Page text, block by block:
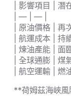
| 影響項目 | 潛
| — | — |
| 原油價格 | 再
| 航運成本 | 持
| 煉油產能 | 面
| 全球通膨 | 煤
| 航空運輸 | 燃
**荷姆茲海峽